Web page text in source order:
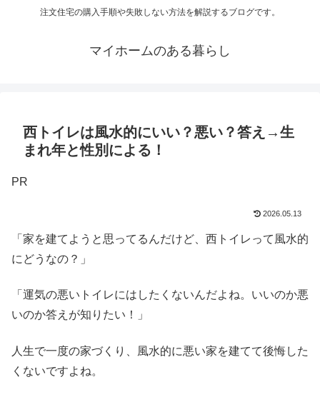
注文住宅の購入手順や失敗しない方法を解説するブログです。
マイホームのある暮らし
西トイレは風水的にいい？悪い？答え→生
まれ年と性別による！
PR
2026.05.13
「家を建てようと思ってるんだけど、西トイレって風水的
にどうなの？」
「運気の悪いトイレにはしたくないんだよね。いいのか悪
いのか答えが知りたい！」
人生で一度の家づくり、風水的に悪い家を建てて後悔した
くないですよね。